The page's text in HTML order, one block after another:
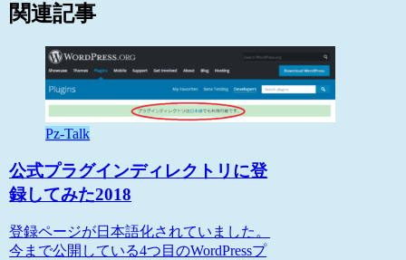
関連記事
Pz-Talk
公式プラグインディレクトリに登
録してみた2018
登録ページが日本語化されていました。
今まで公開している4つ目のWordPressプ